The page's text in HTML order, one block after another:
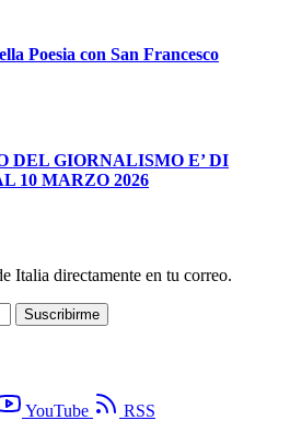
Poesia con San Francesco
DEL GIORNALISMO E’ DI
10 MARZO 2026
Italia directamente en tu correo.
Suscribirme
YouTube RSS